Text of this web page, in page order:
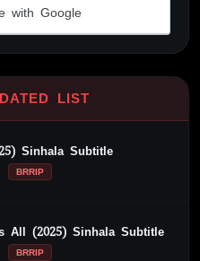
with Google
LIST
Sinhala Subtitle
BRRIP
All (2025) Sinhala Subtitle
BRRIP